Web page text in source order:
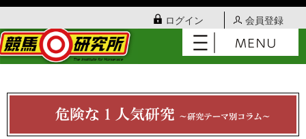
ログイン 会員登録